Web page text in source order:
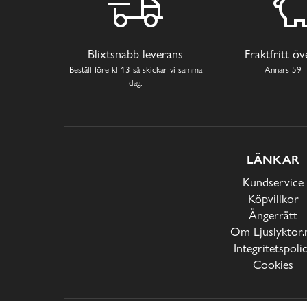
Blixtsnabb leverans
Beställ före kl 13 så skickar vi samma
dag.
Fraktfritt
Annars 59
LÄNKAR
Kundservice
Köpvillkor
Ångerrätt
Om
Cookies